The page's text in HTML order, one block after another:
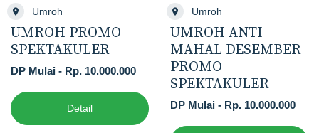
Umroh
UMROH PROMO
SPEKTAKULER
DP Mulai - Rp. 10.000.000
Detail
Umroh
UMROH ANTI
MAHAL DESEMBER
PROMO
SPEKTAKULER
DP Mulai - Rp. 10.000.000